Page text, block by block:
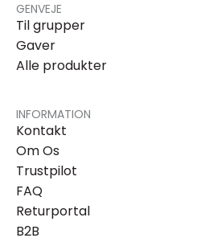
GENVEJE
Til grupper
Gaver
Alle produkter
INFORMATION
Kontakt
Om Os
Trustpilot
FAQ
Returportal
B2B